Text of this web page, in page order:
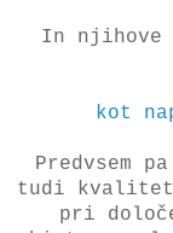
In njihove
kot
Predvsem
tudi
pri